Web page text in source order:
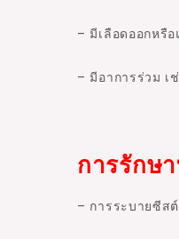
– มีเลือดออกหรือ
– มีอาการร่วม เ
การรักษ
– การระบายซีส